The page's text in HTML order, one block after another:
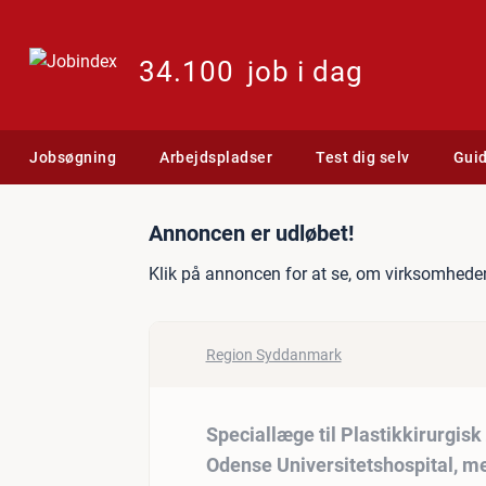
34.100 job i dag
Jobsøgning Arbejdspladser Test dig selv
Jobannonce:
Annoncen er udløbet!
Klik på annoncen for at se, om
Region Syddanmark
Speciallæge til Plastikkirurgisk
Odense Universitetshospital,